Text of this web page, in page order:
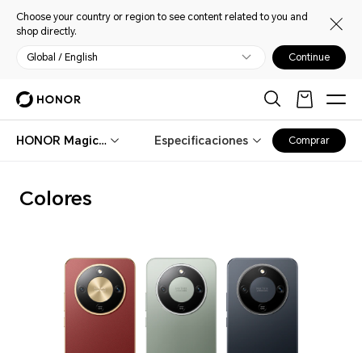
Choose your country or region to see content related to you and
shop directly.
Global / English Continue
HONOR Magic8 Lite Especificaciones Comprar
Colores